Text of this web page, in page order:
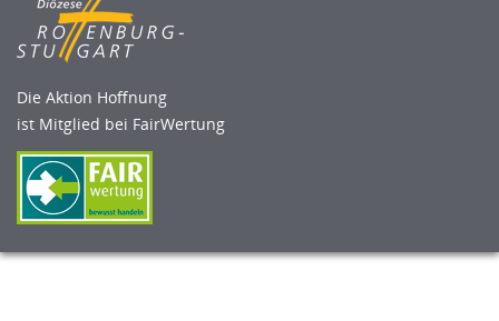
Die Aktion Hoffnung
ist Mitglied bei FairWertung